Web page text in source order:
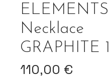
ELEMENTS
Necklace
GRAPHITE 1
110,00 €